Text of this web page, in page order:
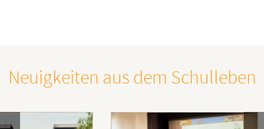
Neuigkeiten aus dem Schulleben